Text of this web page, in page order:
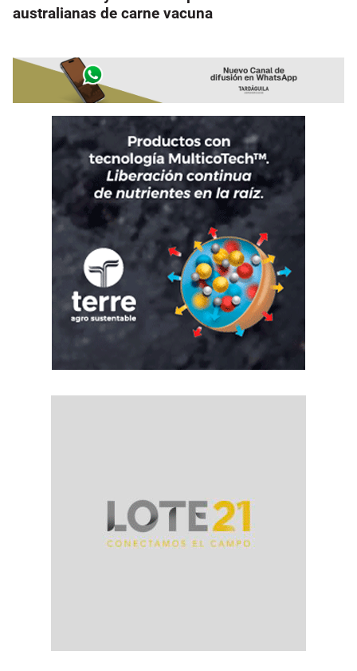
australianas de carne vacuna